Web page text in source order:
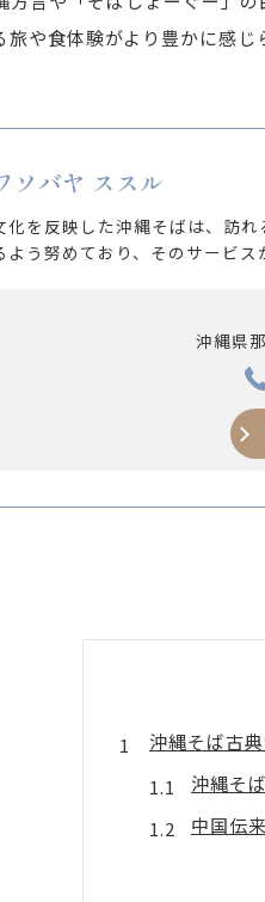
や食体験がより豊かに感じ
ソバヤ ススル
化を反映した沖縄そばは、訪
よう努めており、そのサービス
沖縄県
沖縄そば古
沖縄そ
中国伝
琉球王